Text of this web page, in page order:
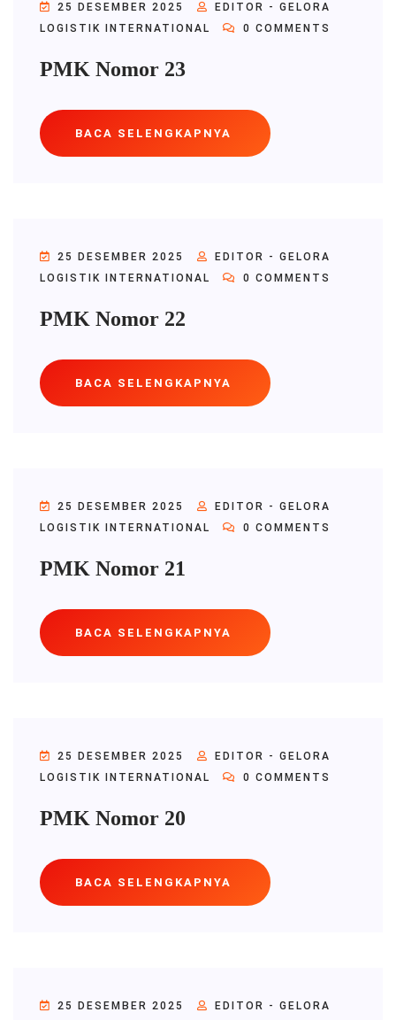
25 DESEMBER 2025
EDITOR - GELORA
LOGISTIK INTERNATIONAL
0 COMMENTS
PMK Nomor 23
BACA SELENGKAPNYA
25 DESEMBER 2025
EDITOR - GELORA
LOGISTIK INTERNATIONAL
0 COMMENTS
PMK Nomor 22
BACA SELENGKAPNYA
25 DESEMBER 2025
EDITOR - GELORA
LOGISTIK INTERNATIONAL
0 COMMENTS
PMK Nomor 21
BACA SELENGKAPNYA
25 DESEMBER 2025
EDITOR - GELORA
LOGISTIK INTERNATIONAL
0 COMMENTS
PMK Nomor 20
BACA SELENGKAPNYA
25 DESEMBER 2025
EDITOR - GELORA